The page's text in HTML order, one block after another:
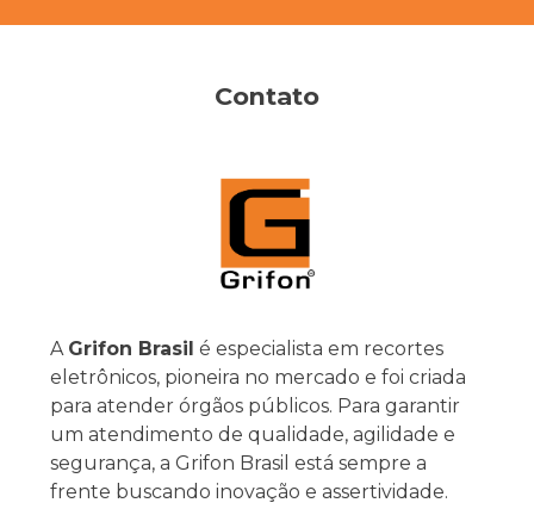
Contato
A Grifon Brasil é especialista em recortes
eletrônicos, pioneira no mercado e foi criada
para atender órgãos públicos. Para garantir
um atendimento de qualidade, agilidade e
segurança, a Grifon Brasil está sempre a
frente buscando inovação e assertividade.